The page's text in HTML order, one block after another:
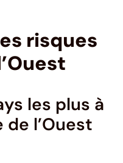
risques
les plus à
l’Ouest